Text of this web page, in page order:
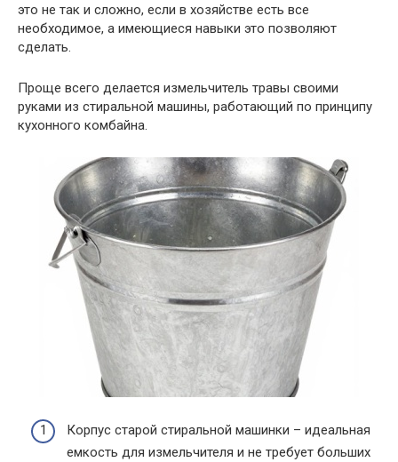
это не так и сложно, если в хозяйстве есть все
необходимое, а имеющиеся навыки это позволяют
сделать.
Проще всего делается измельчитель травы своими
руками из стиральной машины, работающий по принципу
кухонного комбайна.
Корпус старой стиральной машинки – идеальная
емкость для измельчителя и не требует больших